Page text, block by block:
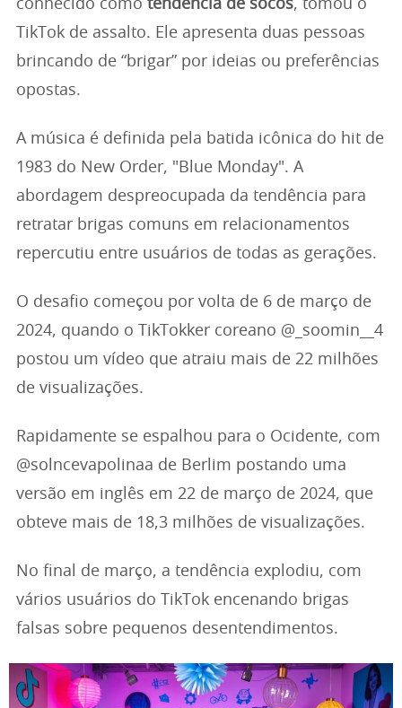
conhecido como tendência de socos, tomou o
TikTok de assalto. Ele apresenta duas pessoas
brincando de “brigar” por ideias ou preferências
opostas.
A música é definida pela batida icônica do hit de
1983 do New Order, "Blue Monday". A
abordagem despreocupada da tendência para
retratar brigas comuns em relacionamentos
repercutiu entre usuários de todas as gerações.
O desafio começou por volta de 6 de março de
2024, quando o TikTokker coreano @_soomin__4
postou um vídeo que atraiu mais de 22 milhões
de visualizações.
Rapidamente se espalhou para o Ocidente, com
@solncevapolinaa de Berlim postando uma
versão em inglês em 22 de março de 2024, que
obteve mais de 18,3 milhões de visualizações.
No final de março, a tendência explodiu, com
vários usuários do TikTok encenando brigas
falsas sobre pequenos desentendimentos.